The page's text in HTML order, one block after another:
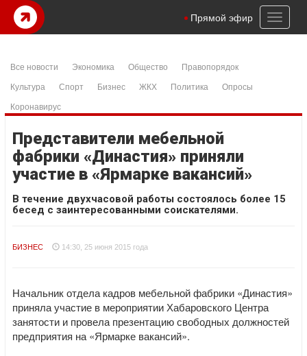
Toggle
Прямой эфир
Все новости Экономика Общество
Правопорядок
Культура
Спорт Бизнес ЖКХ Политика
Опросы
Коронавирус
Представители мебельной
фабрики «Династия» приняли
участие в «Ярмарке вакансий»
В течение двухчасовой работы состоялось более 15
бесед с заинтересованными соискателями.
БИЗНЕС 14:30, 25 июня 2015 года
Начальник отдела кадров мебельной фабрики «Династия»
приняла участие в мероприятии Хабаровского Центра
занятости и провела презентацию свободных должностей
предприятия на «Ярмарке вакансий».